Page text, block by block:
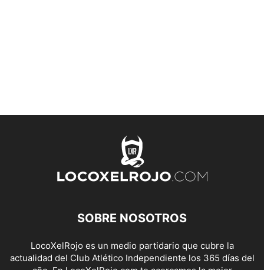
SOBRE NOSOTROS
LocoXelRojo es un medio partidario que cubre la
actualidad del Club Atlético Independiente los 365 días del